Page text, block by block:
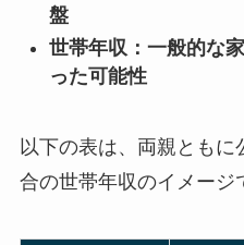
盤
世帯年収：一般的な
った可能性
以下の表は、両親とも
合の世帯年収のイメージ